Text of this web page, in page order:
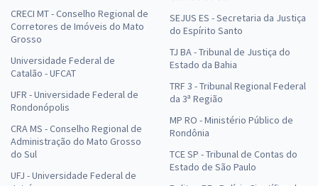
CRECI MT - Conselho Regional de
Corretores de Imóveis do Mato
Grosso
Universidade Federal de
Catalão - UFCAT
UFR - Universidade Federal de
Rondonópolis
CRA MS - Conselho Regional de
Administração do Mato Grosso
do Sul
UFJ - Universidade Federal de
SEJUS ES - Secretaria da Justiça
do Espírito Santo
TJ BA - Tribunal de Justiça do
Estado da Bahia
TRF 3 - Tribunal Regional Federal
da 3ª Região
MP RO - Ministério Público de
Rondônia
TCE SP - Tribunal de Contas do
Estado de São Paulo